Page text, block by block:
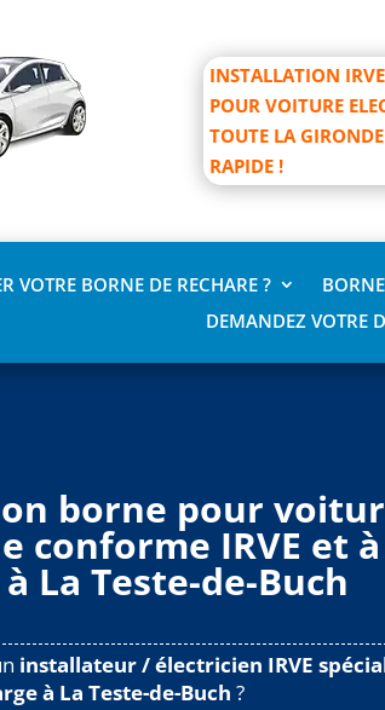
INSTALLATION
POUR VOITURE
TOUTE LA
RAPIDE !
VOTRE BORNE DE RECHARE ?
DEMANDEZ VOTRE
borne pour
conforme IRVE et
La Teste-de-Buch
installateur / électricien IRVE
à La Teste-de-Buch ?